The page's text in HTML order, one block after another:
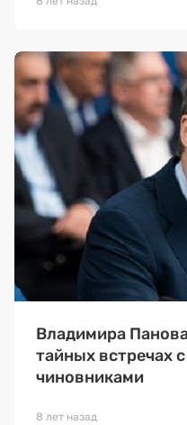
Владимира
тайных встречах
чиновниками
8 лет назад